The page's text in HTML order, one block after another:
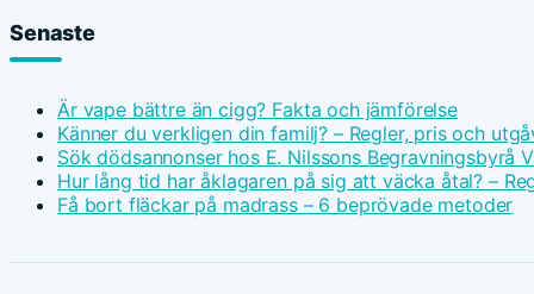
Senaste
Är vape bättre än cigg? Fakta och jämförelse
Känner du verkligen din familj? – Regler, pris och
Sök dödsannonser hos E. Nilssons Begravningsbyrå
Hur lång tid har åklagaren på sig att väcka åtal? –
Få bort fläckar på madrass – 6 beprövade metoder